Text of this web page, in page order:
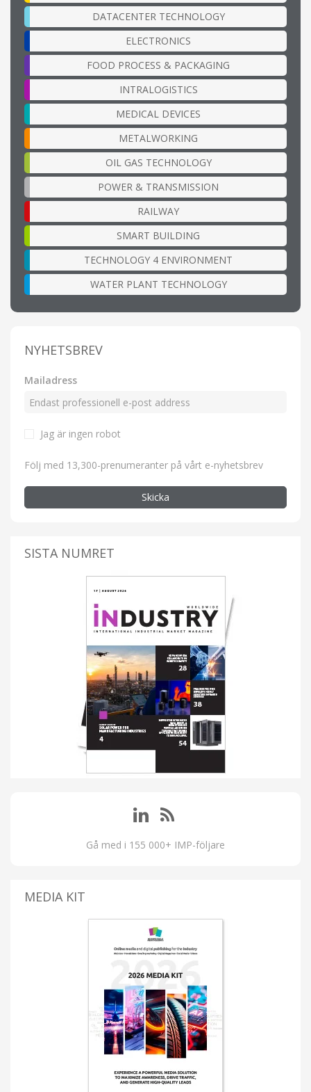
DATACENTER TECHNOLOGY
ELECTRONICS
FOOD PROCESS & PACKAGING
INTRALOGISTICS
MEDICAL DEVICES
METALWORKING
OIL GAS TECHNOLOGY
POWER & TRANSMISSION
RAILWAY
SMART BUILDING
TECHNOLOGY 4 ENVIRONMENT
WATER PLANT TECHNOLOGY
NYHETSBREV
Mailadress
Jag är ingen robot
Följ med 13,300-prenumeranter på vårt e-nyhetsbrev
Skicka
SISTA NUMRET
Gå med i 155 000+ IMP-följare
MEDIA KIT